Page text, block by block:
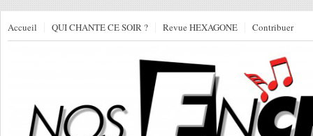
Accueil QUI CHANTE CE SOIR ? Revue HEXAGONE Contribuer